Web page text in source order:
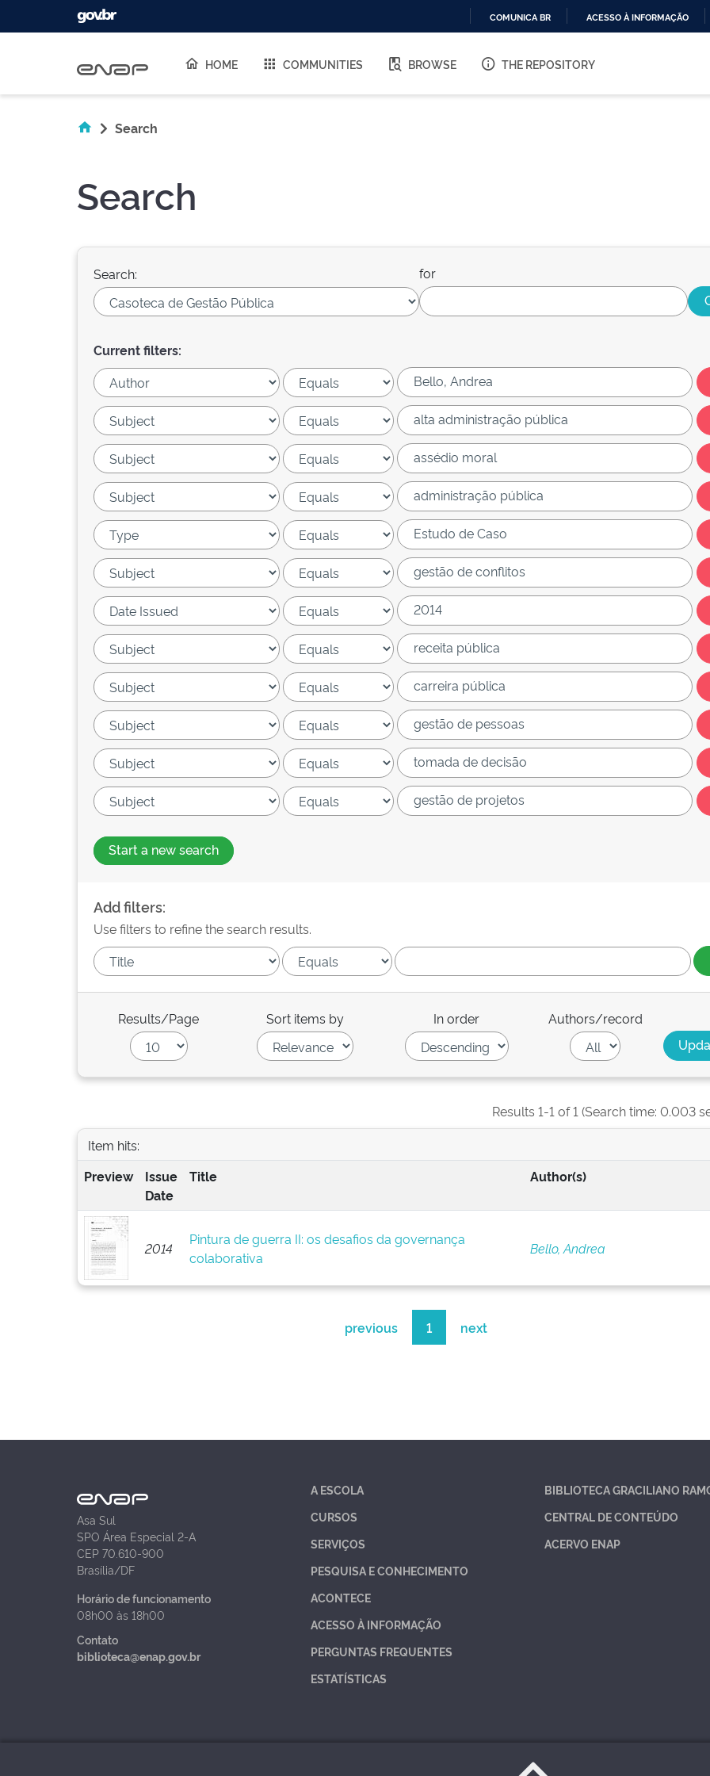
O
COMUNICA BR ACESSO À INFORMAÇÃO
HOME COMMUNITIES BROWSE THE REPOSITORY
Search
Search
Search: for
Current filters:
Start a new search
Add filters:
Use filters to refine the search results.
Results/Page Sort items by In order Authors/record
Results 1-1 of 1 (Search time: 0.003
Item hits:
Preview
Issue
Date
Title Author(s)
2014
Pintura de guerra II: os desafios da governança
colaborativa
Bello, Andrea
previous 1 next
Asa Sul
SPO Área Especial 2-A
CEP 70.610-900
Brasília/DF
Horário de funcionamento
08h00 às 18h00
Contato
biblioteca@enap.gov.br
A ESCOLA
CURSOS
SERVIÇOS
PESQUISA E CONHECIMENTO
ACONTECE
ACESSO À INFORMAÇÃO
PERGUNTAS FREQUENTES
ESTATÍSTICAS
BIBLIOTECA GRACILIANO
CENTRAL DE CONTEÚDO
ACERVO ENAP